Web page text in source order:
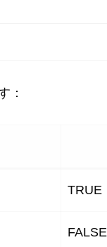
：
TRUE
FALSE